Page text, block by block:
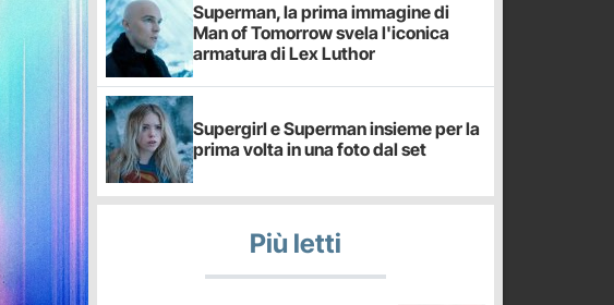
Superman, la prima immagine di
Man of Tomorrow svela l'iconica
armatura di Lex Luthor
Supergirl e Superman insieme per la
prima volta in una foto dal set
Più letti